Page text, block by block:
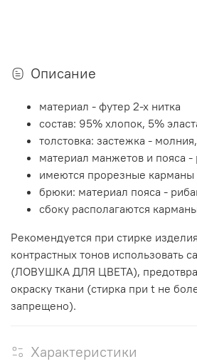
Описание
материал - футер 2-х нитка
состав: 95% хлопок, 5%
толстовка: застежка -
материал манжетов и пояса -
имеются прорезные карманы
брюки: материал пояса -
сбоку располагаются
Рекомендуется при стирке
контрастных тонов использовать
(ЛОВУШКА ДЛЯ ЦВЕТА),
окраску ткани (стирка при t не
запрещено).
Характеристики